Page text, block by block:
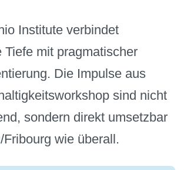
Institute verbindet
Tiefe mit pragmatischer
Die Impulse aus
sind nicht
sondern direkt umsetzbar
wie überall.